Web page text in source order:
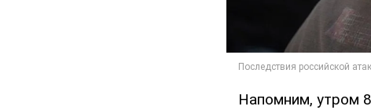
Напомним, утром